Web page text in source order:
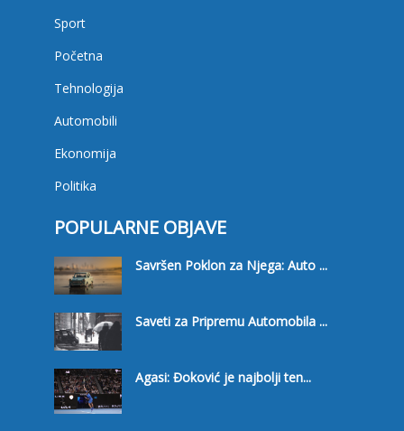
Sport
Početna
Tehnologija
Automobili
Ekonomija
Politika
POPULARNE OBJAVE
Savršen Poklon za Njega: Auto ...
Saveti za Pripremu Automobila ...
Agasi: Đoković je najbolji ten...